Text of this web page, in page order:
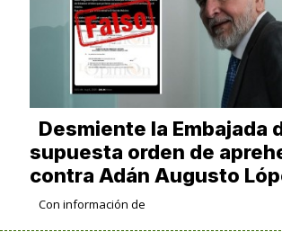
Desmiente la Embajada
supuesta orden de
contra Adán Augusto
Con información de